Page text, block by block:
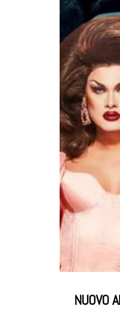
NUOVO